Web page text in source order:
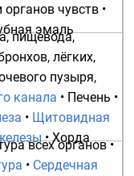
чувств •
эмаль
,пищевода,
, лёгких,
пузыря,
канала • Печень •
• Щитовидная
• Хорда
всех органов •
• Сердечная